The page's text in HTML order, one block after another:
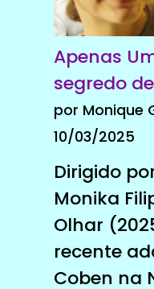
Apenas
segredo
por Monique
10/03/2025
Dirigido
Monika
Olhar
recente
Coben na